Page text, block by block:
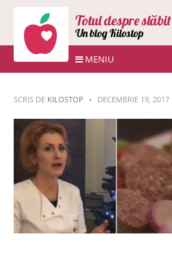
Totul despre slăbit
Un blog Kilostop
MENIU
SCRIS DE KILOSTOP DECEMBRIE 19, 2017